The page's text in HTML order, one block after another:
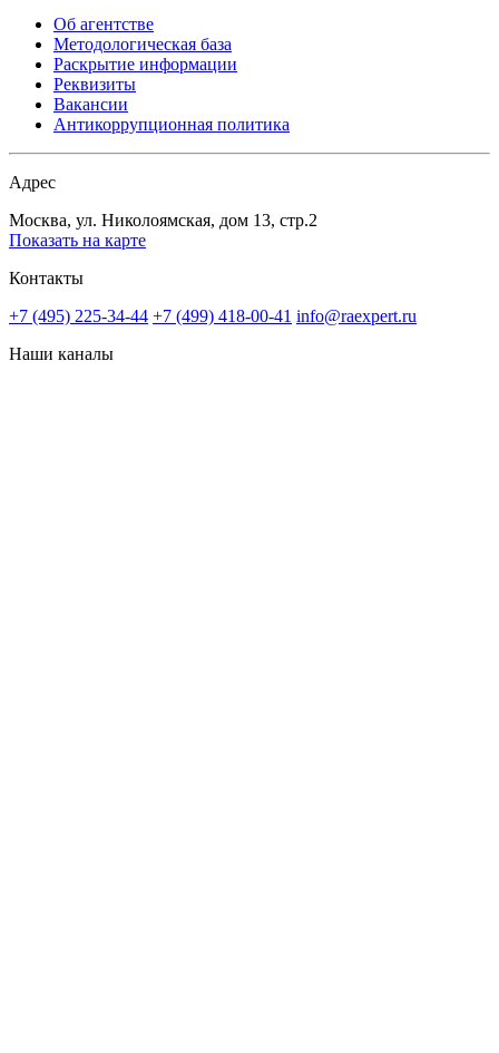
Об агентстве
Методологическая база
Раскрытие информации
Реквизиты
Вакансии
Антикоррупционная политика
Адрес
Москва, ул. Николоямская, дом 13, стр.2
Показать на карте
Контакты
+7 (495) 225-34-44 +7 (499) 418-00-41 info@raexpert.ru
Наши каналы